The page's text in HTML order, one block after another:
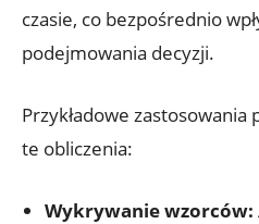
czasie, co bezpośrednio
podejmowania decyzji.
Przykładowe zastosowania
te obliczenia:
Wykrywanie wzorców: